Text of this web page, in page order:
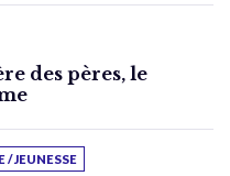
des pères, le
/ JEUNESSE